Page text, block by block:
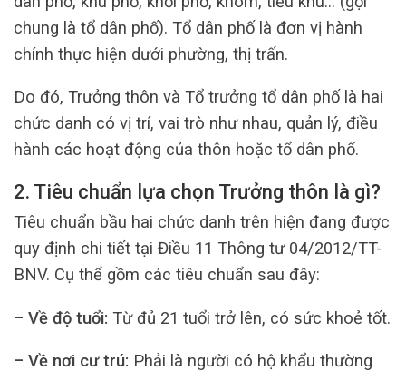
chung là tổ dân phố). Tổ dân phố là đơn vị hành
chính thực hiện dưới phường, thị trấn.
Do đó, Trưởng thôn và Tổ trưởng tổ dân phố là hai
chức danh có vị trí, vai trò như nhau, quản lý, điều
hành các hoạt động của thôn hoặc tổ dân phố.
2. Tiêu chuẩn lựa chọn Trưởng thôn là gì?
Tiêu chuẩn bầu hai chức danh trên hiện đang được
quy định chi tiết tại Điều 11 Thông tư 04/2012/TT-
BNV. Cụ thể gồm các tiêu chuẩn sau đây:
– Về độ tuổi: Từ đủ 21 tuổi trở lên, có sức khoẻ tốt.
– Về nơi cư trú: Phải là người có hộ khẩu thường